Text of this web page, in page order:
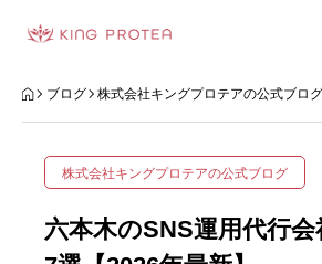
会社概要
利用規約
ブログ 株式会社キングプロテアの公式ブログ
株式会社キングプロテアの公式ブログ
六本木のSNS運用代行